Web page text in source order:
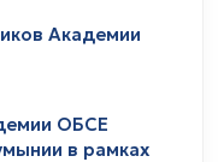
Академии
ОБСЕ
в рамках